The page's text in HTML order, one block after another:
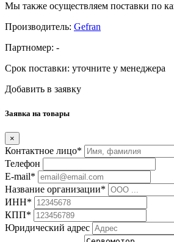
Мы также осуществляем поставки по
Производитель: Gefran
Партномер: -
Срок поставки: уточните у менеджера
Добавить в заявку
Заявка на товары
×
Контактное лицо*
Телефон
E-mail*
Название организации*
ИНН*
КПП*
Юридический адрес